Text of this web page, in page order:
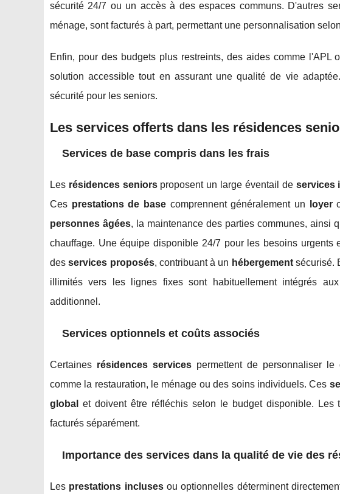
sécurité 24/7 ou un accès à des espaces communs. D'autres
ménage, sont facturés à part, permettant une personnalisation
Enfin, pour des budgets plus restreints, des aides comme
solution accessible tout en assurant une qualité de vie
sécurité pour les seniors.
Les services offerts dans les résidences
Services de base compris dans les frais
Les résidences seniorsproposent un large éventail de services
Ces prestations de base comprennent généralement un loyer
personnes âgées, la maintenance des parties communes, ainsi
chauffage. Une équipe disponible 24/7 pour les besoins
desservices proposés, contribuant à un hébergementsécurisé.
illimités vers les lignes fixes sont habituellement intégrés
additionnel.
Services optionnels et coûts associés
Certaines résidences servicespermettent de personnaliser le
comme la restauration, le ménage ou des soins individuels. Ces
global
et doivent être réfléchis selon le budget disponible.
facturés séparément.
Importance des services dans la qualité de vie des
Les prestations inclusesou optionnelles déterminent